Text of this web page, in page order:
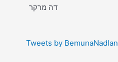
דה מרקר
Tweets by BemunaNadlan